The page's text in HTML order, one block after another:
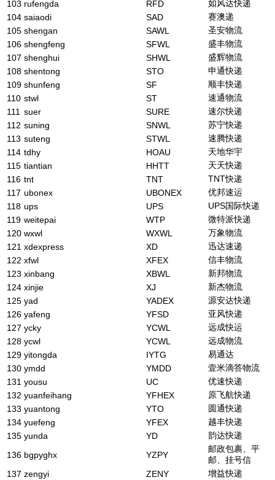
103 rufengda RFD
如风达快递
104 saiaodi SAD
赛澳递
105 shengan SAWL
圣安物流
106 shengfeng SFWL
盛丰物流
107 shenghui SHWL
盛辉物流
108 shentong STO
申通快递
109 shunfeng SF
顺丰快递
110 stwl ST
速通物流
111 suer SURE
速尔快递
112 suning SNWL
苏宁快递
113 suteng STWL
速腾快递
114 tdhy HOAU
天地华宇
115 tiantian HHTT
天天快递
116 tnt TNT
TNT快递
117 ubonex UBONEX
优邦速运
118 ups UPS
UPS国际快递
119 weitepai WTP
微特派快递
120 wxwl WXWL
万象物流
121 xdexpress XD
迅达速递
122 xfwl XFEX
信丰物流
123 xinbang XBWL
新邦物流
124 xinjie XJ
新杰物流
125 yad YADEX
源安达快递
126 yafeng YFSD
亚风快递
127 ycky YCWL
远成快运
128 ycwl YCWL
远成物流
129 yitongda IYTG
易通达
130 ymdd YMDD
壹米滴答物流
131 yousu UC
优速快递
132 yuanfeihang YFHEX
原飞航快递
133 yuantong YTO
圆通快递
134 yuefeng YFEX
越丰快递
135 yunda YD
韵达快递
136 bgpyghx YZPY
邮政包裹、平
邮、挂号信
137 zengyi ZENY
增益快递